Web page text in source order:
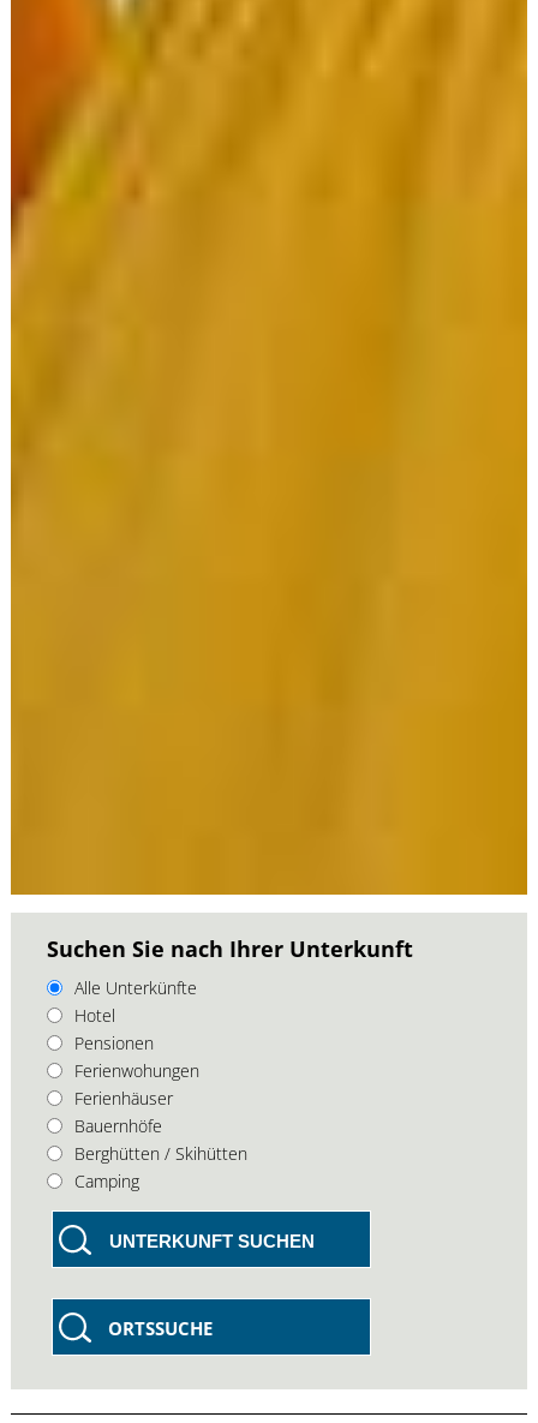
Suchen Sie nach Ihrer Unterkunft
Alle Unterkünfte
Hotel
Pensionen
Ferienwohungen
Ferienhäuser
Bauernhöfe
Berghütten / Skihütten
Camping
UNTERKUNFT SUCHEN
ORTSSUCHE